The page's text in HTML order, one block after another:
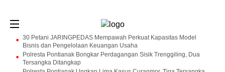
30 Petani JARINGPEDAS Mempawah Perkuat Kapasitas Model
Bisnis dan Pengelolaan Keuangan Usaha
Polresta Pontianak Bongkar Perdagangan Sisik Trenggiling, Dua
Tersangka Ditangkap